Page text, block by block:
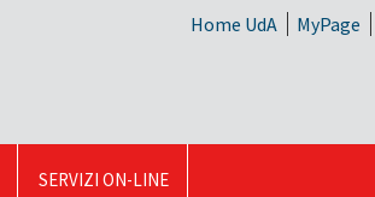
Home UdA MyPage
SERVIZI ON-LINE